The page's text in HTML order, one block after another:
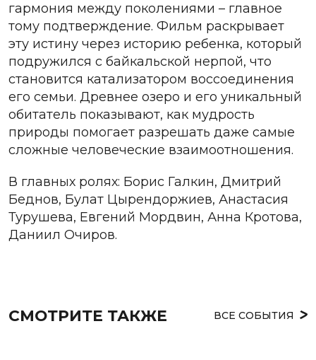
гармония между поколениями – главное
тому подтверждение. Фильм раскрывает
эту истину через историю ребенка, который
подружился с байкальской нерпой, что
становится катализатором воссоединения
его семьи. Древнее озеро и его уникальный
обитатель показывают, как мудрость
природы помогает разрешать даже самые
сложные человеческие взаимоотношения.
В главных ролях: Борис Галкин, Дмитрий
Беднов, Булат Цырендоржиев, Анастасия
Турушева, Евгений Мордвин, Анна Кротова,
Даниил Очиров.
СМОТРИТЕ ТАКЖЕ ВСЕ СОБЫТИЯ